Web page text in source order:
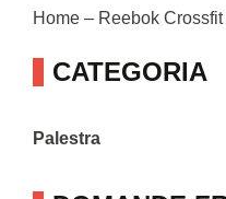
Home – Reebok
CATEGORIA
Palestra